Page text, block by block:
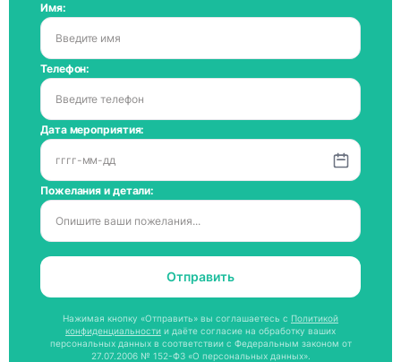
Имя:
Телефон:
Дата мероприятия:
Пожелания и детали:
Отправить
Нажимая кнопку «Отправить» вы соглашаетесь с Политикой
конфиденциальности и даёте согласие на обработку ваших
персональных данных в соответствии с Федеральным законом от
27.07.2006 № 152-ФЗ «О персональных данных».